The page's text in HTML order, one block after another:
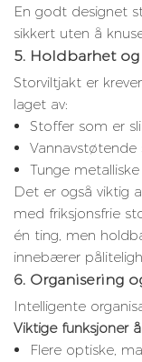
En godt designet
sikkert uten å
5. Holdbarhet
Storviltjakt er
laget av:
Stoffer som er
Vannavstøtende
Tunge
Det er også viktig
med friksjonsfrie
én ting, men
innebærer
6. Organisering
Intelligente
Viktige funksjoner
Flere optiske,